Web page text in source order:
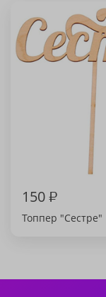
150₽
Топпер "Сестре"